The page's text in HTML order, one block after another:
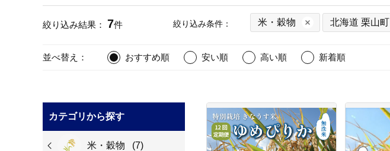
絞り込み結果： 7件 絞り込み条件： 米・穀物 北海道 栗山町
並べ替え： おすすめ順 安い順 高い順 新着順
カテゴリから探す
米・穀物 (7)